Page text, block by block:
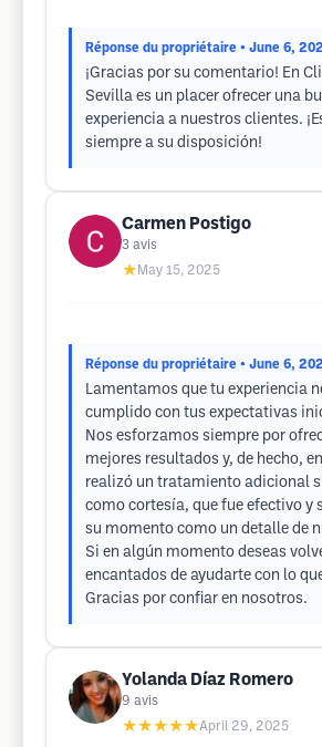
Réponse du propriétaire • June 6,
¡Gracias por su comentario! En
Sevilla es un placer ofrecer una
experiencia a nuestros clientes.
siempre a su disposición!
Carmen Postigo
3 avis
★ May 15, 2025
Réponse du propriétaire • June 6,
Lamentamos que tu experiencia
cumplido con tus expectativas
Nos esforzamos siempre por
mejores resultados y, de hecho,
realizó un tratamiento adicional
como cortesía, que fue efectivo y
su momento como un detalle de
Si en algún momento deseas
encantados de ayudarte con lo
Gracias por confiar en nosotros.
Yolanda Díaz Romero
9 avis
★★★★★April 29, 2025